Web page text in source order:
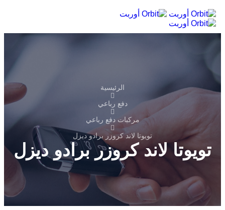
الرئيسية
دفع رباعي
مركبات دفع رباعي
تويوتا لاند كروزر برادو ديزل
تويوتا لاند كروزر برادو ديزل